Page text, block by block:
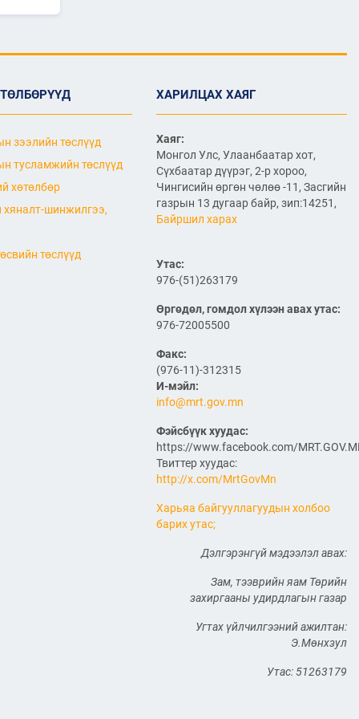
шуудангийн марк
2026/07/06
тээврийн салбарын
хөгжлийн ирээдүйн чиг
хандлагыг хамтдаа
тодорхойлж байна
2026/07/06
Нефть импортлогч
2026/06/29 1
ЗАМ, ТЭЭВРИЙН САЙД
Б.ДЭЛГЭРСАЙХАН ЯПОН
ӨРГӨТГӨЛИЙН ТӨСЛИЙН
ТАЛААР САНАЛ СОЛИЛЦЛОО
2026/06/29
харилцааны хэлэлцээрийг
байгуулна
2026/06/29
ТӨРИЙН ЖИНХЭНЭ АЛБАН
ХААГЧИЙГ ШИЛЖҮҮЛЭН
АЖИЛЛУУЛАХ ТУХАЙ ЗАР
САЙД Б.ДЭЛГЭРСАЙХАН
БАЙДАЛ, ТҮЛШНИЙ НӨӨЦ
БҮРДҮҮЛЭЛТ, БҮТЭЭН
БАЙГУУЛАЛТЫН АЖЛЫГ
зээлийн төслүүд
тусламжийн төслүүд
хөтөлбөр
хяналт-шинжилгээ,
төслүүд
ХАРИЛЦАХ ХАЯГ
Хаяг:
Монгол Улс, Улаанбаатар хот,
Сүхбаатар дүүрэг, 2-р хороо,
Чингисийн өргөн чөлөө -11, Засгийн
газрын 13 дугаар байр, зип:14251,
Байршил харах
Утас:
976-(51)263179
Өргөдөл, гомдол хүлээн авах утас:
976-72005500
Факс:
(976-11)-312315
И-мэйл:
info@mrt.gov.mn
Фэйсбүүк хуудас:
https://www.facebook.com/
Твиттер хуудас:
http://x.com/MrtGovMn
Харьяа байгууллагуудын холбоо
барих утас;
Дэлгэрэнгүй мэдээлэл авах:
Зам, тээврийн яам Төрийн
захиргааны удирдлагын газар
Угтах үйлчилгээний ажилтан:
Э.Мөнхзул
Утас: 51263179